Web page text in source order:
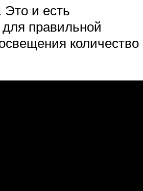
Это и есть
правильной
количество